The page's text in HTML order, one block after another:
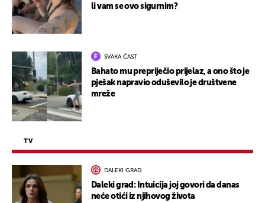
li vam se ovo sigurnim?
SVAKA ČAST
Bahato mu prepriječio prijelaz, a ono što je
pješak napravio oduševilo je društvene
mreže
TV
DALEKI GRAD
Daleki grad: Intuicija joj govori da danas
neće otići iz njihovog života